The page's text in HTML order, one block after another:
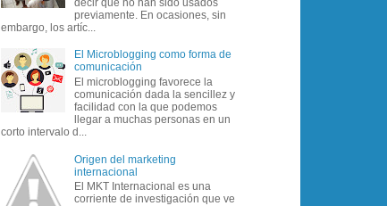
previamente. En ocasiones, sin
embargo, los artíc...
El Microblogging como forma de
comunicación
El microblogging favorece la
comunicación dada la sencillez y
facilidad con la que podemos
llegar a muchas personas en un
corto intervalo d...
Origen del marketing
internacional
El MKT Internacional es una
corriente de investigación que ve